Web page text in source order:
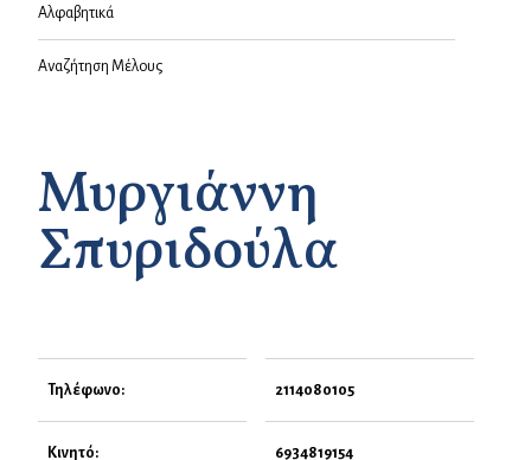
Αλφαβητικά
Αναζήτηση Μέλους
Μυργιάννη
Σπυριδούλα
Τηλέφωνο: 2114080105
Κινητό: 6934819154